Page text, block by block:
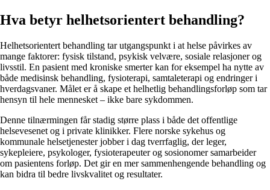
Hva betyr helhetsorientert behandling?
Helhetsorientert behandling tar utgangspunkt i at helse påvirkes av
mange faktorer: fysisk tilstand, psykisk velvære, sosiale relasjoner og
livsstil. En pasient med kroniske smerter kan for eksempel ha nytte av
både medisinsk behandling, fysioterapi, samtaleterapi og endringer i
hverdagsvaner. Målet er å skape et helhetlig behandlingsforløp som tar
hensyn til hele mennesket – ikke bare sykdommen.
Denne tilnærmingen får stadig større plass i både det offentlige
helsevesenet og i private klinikker. Flere norske sykehus og
kommunale helsetjenester jobber i dag tverrfaglig, der leger,
sykepleiere, psykologer, fysioterapeuter og sosionomer samarbeider
om pasientens forløp. Det gir en mer sammenhengende behandling og
kan bidra til bedre livskvalitet og resultater.